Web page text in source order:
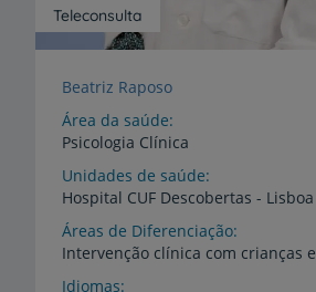
Teleconsulta
Beatriz Raposo
Área da saúde
Psicologia Clínica
Unidades de saúde
Hospital CUF Descobertas - Lisboa
Áreas de Diferenciação
Intervenção clínica com crianças e
Idiomas